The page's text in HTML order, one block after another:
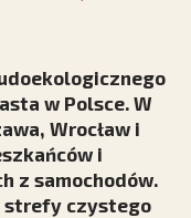
w Polsce. W
Wrocław i
i
z samochodów.
strefy czystego